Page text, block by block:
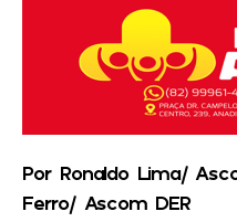
Por Ronaldo Lima/
Ferro/ Ascom DER